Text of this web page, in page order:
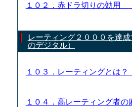
１０２．赤ドラ切りの効用
レーティング２０００を達
のデジタル）
１０３．レーティングとは？
１０４．高レーティング者